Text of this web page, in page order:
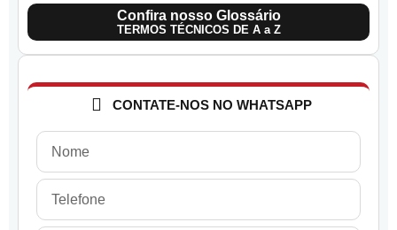
Confira nosso Glossário
TERMOS TÉCNICOS DE A a Z
CONTATE-NOS NO WHATSAPP